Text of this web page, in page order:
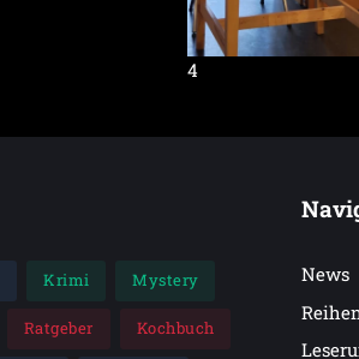
4
Krimi Mystery
Ratgeber Kochbuch
News